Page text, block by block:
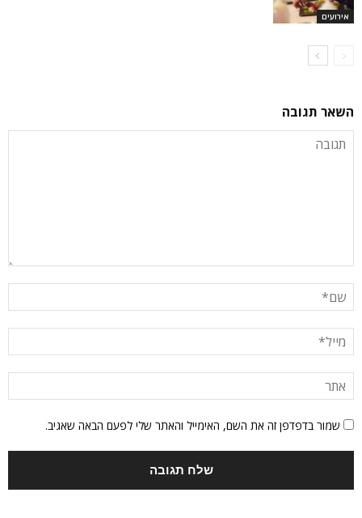
אירועים
השאר תגובה
שמור בדפדפן זה את השם, האימייל והאתר שלי לפעם הבאה שאגיב.